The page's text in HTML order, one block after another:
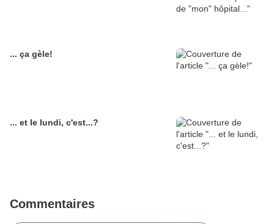
... ça gèle!
... et le lundi, c'est...?
Commentaires